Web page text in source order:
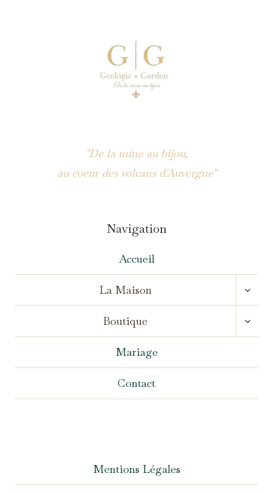
"De la mine au bijou,
au coeur des volcans d'Auvergne"
Navigation
Accueil
La Maison
MENU
Boutique
MENU
Mariage
Contact
Mentions Légales